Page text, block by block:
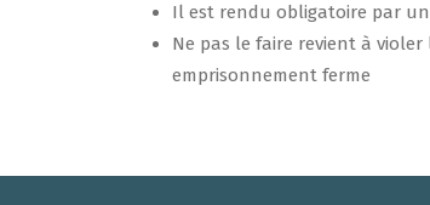
Il est rendu obligatoire par
Ne pas le faire revient à
emprisonnement ferme